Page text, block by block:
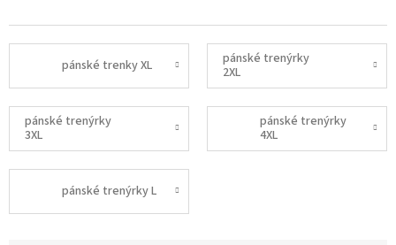
pánské trenky XL
pánské trenýrky
2XL
pánské trenýrky
3XL
pánské trenýrky
4XL
pánské trenýrky L